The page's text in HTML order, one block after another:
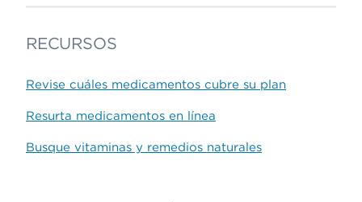
RECURSOS
Revise cuáles medicamentos cubre su plan
Resurta medicamentos en línea
Busque vitaminas y remedios naturales